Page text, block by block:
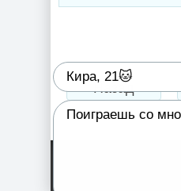
Назад
Кира, 21🐱
Поиграешь со